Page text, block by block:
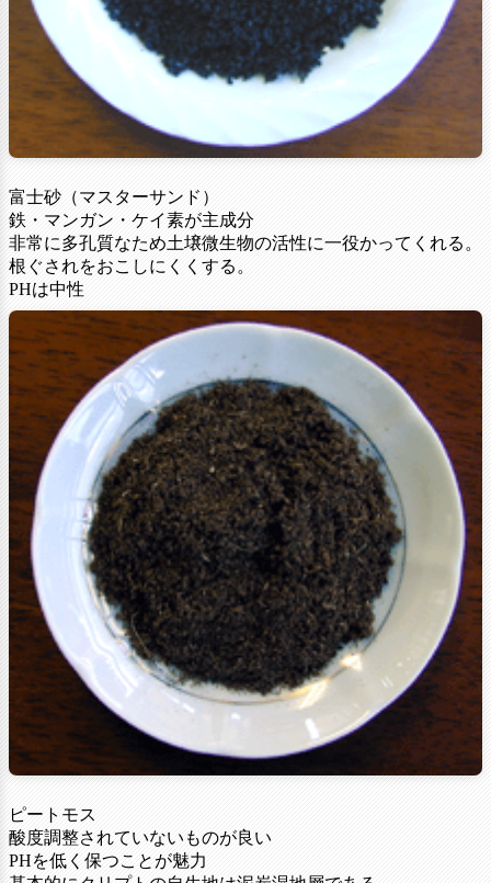
富士砂（マスターサンド）
鉄・マンガン・ケイ素が主成分
非常に多孔質なため土壌微生物の活性に一役かってくれる。
根ぐされをおこしにくくする。
PHは中性
ピートモス
酸度調整されていないものが良い
PHを低く保つことが魅力